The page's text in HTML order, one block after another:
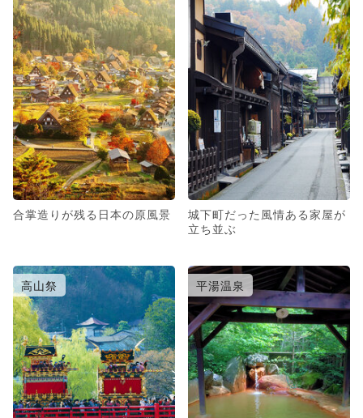
合掌造りが残る日本の原風景
城下町だった風情ある家屋が
立ち並ぶ
高山祭 平湯温泉